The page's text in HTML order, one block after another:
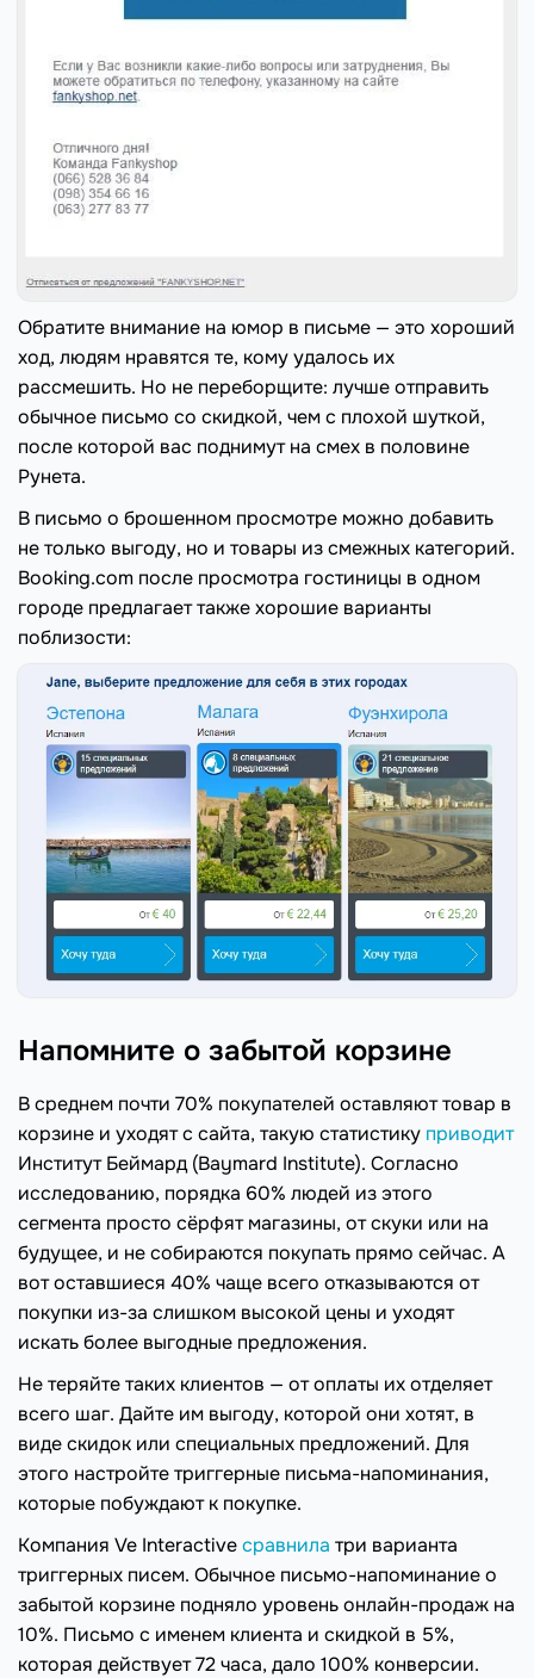
Обратите внимание на юмор в письме — это хороший
ход, людям нравятся те, кому удалось их
рассмешить. Но не переборщите: лучше отправить
обычное письмо со скидкой, чем с плохой шуткой,
после которой вас поднимут на смех в половине
Рунета.
В письмо о брошенном просмотре можно добавить
не только выгоду, но и товары из смежных категорий.
Booking.com после просмотра гостиницы в одном
городе предлагает также хорошие варианты
поблизости:
Напомните о забытой корзине
В среднем почти 70% покупателей оставляют товар в
корзине и уходят с сайта, такую статистику приводит
Институт Беймард (Baymard Institute). Согласно
исследованию, порядка 60% людей из этого
сегмента просто сёрфят магазины, от скуки или на
будущее, и не собираются покупать прямо сейчас. А
вот оставшиеся 40% чаще всего отказываются от
покупки из-за слишком высокой цены и уходят
искать более выгодные предложения.
Не теряйте таких клиентов — от оплаты их отделяет
всего шаг. Дайте им выгоду, которой они хотят, в
виде скидок или специальных предложений. Для
этого настройте триггерные письма-напоминания,
которые побуждают к покупке.
Компания Ve Interactiveсравнила три варианта
триггерных писем. Обычное письмо-напоминание о
забытой корзине подняло уровень онлайн-продаж на
10%. Письмо с именем клиента и скидкой в 5%,
которая действует 72 часа, дало 100% конверсии.